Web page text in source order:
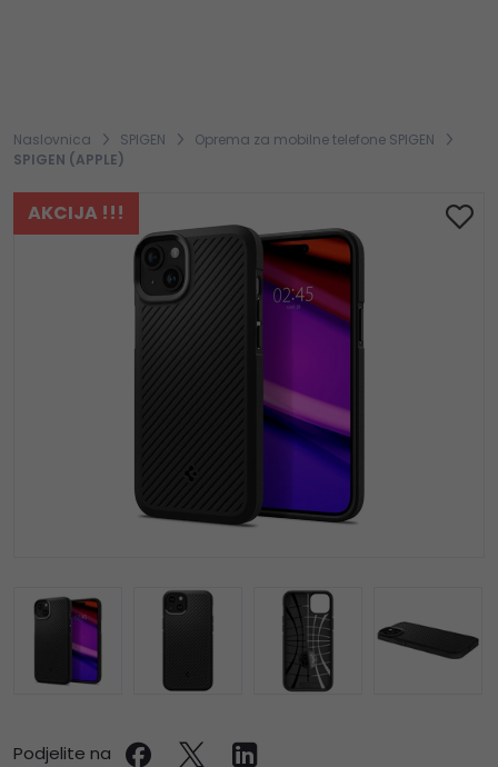
Naslovnica SPIGEN
Oprema za mobilne telefone SPIGEN
SPIGEN (APPLE)
AKCIJA !!!
Podjelite na